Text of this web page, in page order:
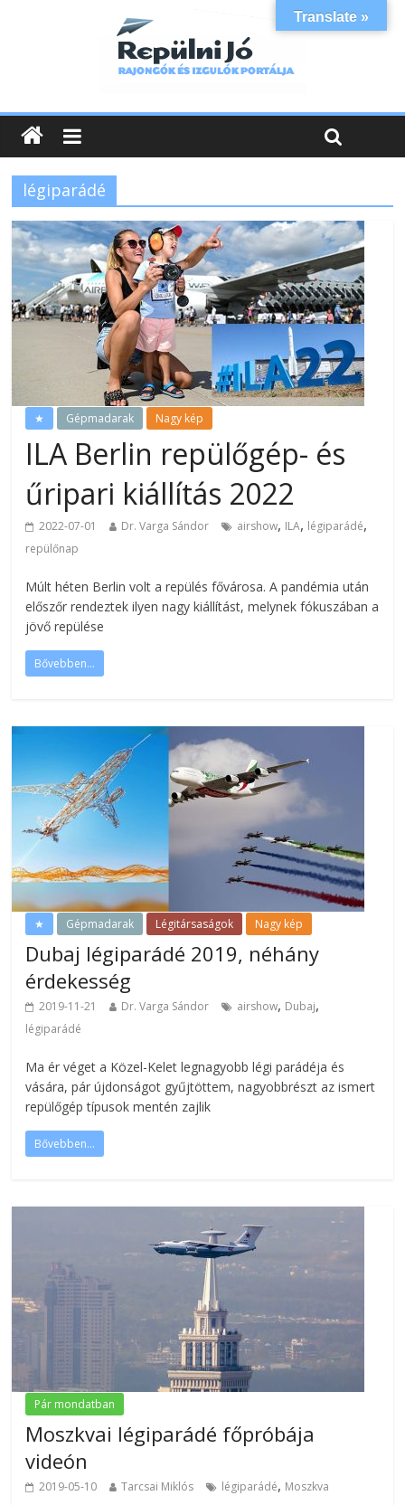
légiparádé
★ Gépmadarak Nagy kép
ILA Berlin repülőgép- és
űripari kiállítás 2022
2022-07-01 Dr. Varga Sándor airshow, ILA, légiparádé,
repülőnap
Múlt héten Berlin volt a repülés fővárosa. A pandémia után
előszőr rendeztek ilyen nagy kiállítást, melynek fókuszában a
jövő repülése
Bővebben...
★ Gépmadarak Légitársaságok Nagy kép
Dubaj légiparádé 2019, néhány
érdekesség
2019-11-21 Dr. Varga Sándor airshow, Dubaj,
légiparádé
Ma ér véget a Közel-Kelet legnagyobb légi parádéja és
vására, pár újdonságot gyűjtöttem, nagyobbrészt az ismert
repülőgép típusok mentén zajlik
Bővebben...
Pár mondatban
Moszkvai légiparádé főpróbája
videón
2019-05-10 Tarcsai Miklós légiparádé, Moszkva
Translate »